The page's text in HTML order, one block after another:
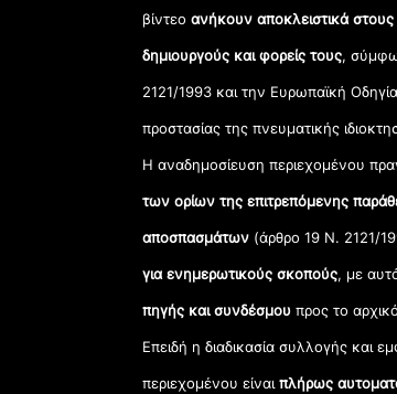
βίντεοανήκουν αποκλειστικά στους
δημιουργούς και φορείς τους,
2121/1993 και την Ευρωπαϊκή
προστασίας της πνευματικής
Η αναδημοσίευση περιεχομένου
των ορίων της επιτρεπόμενης
αποσπασμάτων (άρθρο 19 Ν. 2121/
για ενημερωτικούς σκοπούς, με
πηγής και συνδέσμου προς το
Επειδή η διαδικασία συλλογής και
περιεχομένου είναιπλήρως